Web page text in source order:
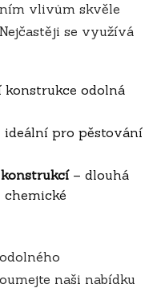
vlivům skvěle
se využívá
konstrukce odolná
ideální pro pěstování
– dlouhá
naši nabídku